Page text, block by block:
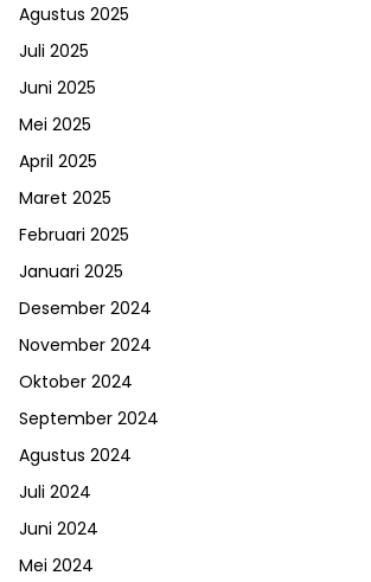
Agustus 2025
Juli 2025
Juni 2025
Mei 2025
April 2025
Maret 2025
Februari 2025
Januari 2025
Desember 2024
November 2024
Oktober 2024
September 2024
Agustus 2024
Juli 2024
Juni 2024
Mei 2024